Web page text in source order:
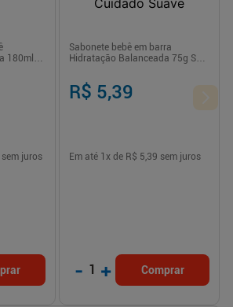
180ml
sem juros
Sabonete bebê em barra
Hidratação Balanceada 75g Sem
Suave
R$ 5,39
Em até 1 x de R$ 5,39 sem juros
- 1 + Comprar